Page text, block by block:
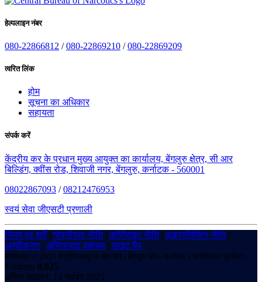
हेल्पलाइन नंबर
080-22866812 /080-22869210 /080-22869209
त्वरित लिंक
होम
सूचना का अधिकार
सहायता
संपर्क करें
केंद्रीय कर के प्रधान मुख्य आयुक्त का कार्यालय, बेंगलुरु क्षेत्र, सी आर
बिल्डिंग, क्वींस रोड, शिवाजी नगर, बेंगलुरु, कर्नाटक - 560001
08022867093 /08212476953
स्वयं सेवा जीएसटी प्रणाली
नियम एवं शर्तें|गोपनीयता नीति|कॉपीराइट नीति|हाइपरलिंकिंग नीति|
अस्वीकरण | अभिगम्यता वक्तव्य |साइट मैप
कॉपीराइट © 2025 केंद्रीय वस्तु एवं सेवा कर - बेंगलुरु ज़ोन - कर्नाटक। सर्वाधिकार सुरक्षित।
Visitors: 8,025
अंतिम अद्यतन: 14 नवंबर 2025